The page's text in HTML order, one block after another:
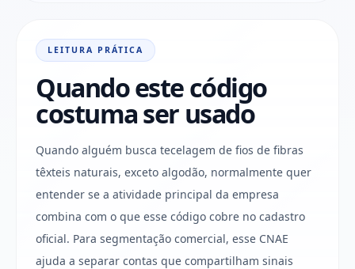
LEITURA PRÁTICA
Quando este código
costuma ser usado
Quando alguém busca tecelagem de fios de fibras
têxteis naturais, exceto algodão, normalmente quer
entender se a atividade principal da empresa
combina com o que esse código cobre no cadastro
oficial. Para segmentação comercial, esse CNAE
ajuda a separar contas que compartilham sinais